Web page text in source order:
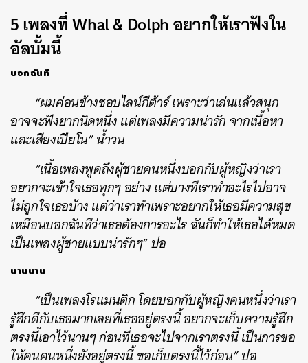
5 เพลงที่ Whal & Dolph อยากให้เราฟังใน
อัลบั้มนี้
บอกฉันที
“ผมค่อนข้างชอบไลน์กีต้าร์ เพราะว่าเล่นแล้วสนุก
อาจจะฟังยากนิดหนึ่ง แต่เพลงมีความน่ารัก จากเนื้อหา
และเสียงเปียโน” น้ำวน
“เนื้อเพลงพูดถึงผู้ชายคนหนึ่งบอกกับผู้หญิงว่าเรา
อยากจะเข้าใจเธอทุกๆ อย่าง แต่บางทีเราทำอะไรไปอาจ
ไม่ถูกใจเธอบ้าง แต่ว่าเราทำเพราะอยากให้เธอมีความสุข
เหมือนบอกฉันทีว่าเธอต้องการอะไร ฉันก็ทำให้เธอได้หมด
เป็นเพลงผู้ชายแบบน่ารักๆ” ปอ
นานนาน
“เป็นเพลงโรแมนติก โดยบอกกับผู้หญิงคนหนึ่งว่าเรา
รู้สึกดีกับเธอมากเลยที่เธออยู่ตรงนี้ อยากจะเก็บความรู้สึก
ตรงนี้เอาไว้นานๆ ก่อนที่เธอจะไปจากเราตรงนี้ เป็นการขอ
ให้คนคนหนึ่งยังอยู่ตรงนี้ ขอเก็บตรงนี้ไว้ก่อน” ปอ